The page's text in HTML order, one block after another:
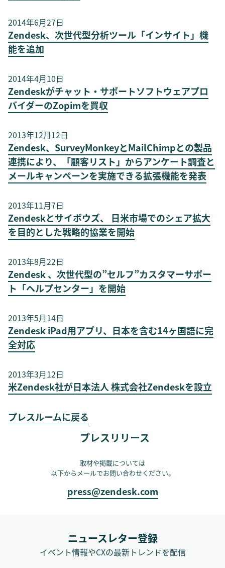
プレスリリース
取材や掲載については
以下からメールでお問い合わせください。
press@zendesk.com
2014年6月27日
Zendesk、次世代型分析ツール「インサイト」機
能を追加
2014年4月10日
Zendeskがチャット・サポートソフトウェアプロ
バイダーのZopimを買収
2013年12月12日
Zendesk、SurveyMonkeyとMailChimpとの製品
連携により、「顧客リスト」からアンケート調査と
メールキャンペーンを実施できる拡張機能を発表
2013年11月7日
Zendeskとサイボウズ、 日米市場でのシェア拡大
を目的とした戦略的協業を開始
2013年8月22日
Zendesk 、次世代型の”セルフ”カスタマーサポー
ト「ヘルプセンター」を開始
2013年5月14日
Zendesk iPad用アプリ、日本を含む14ヶ国語に完
全対応
2013年3月12日
米Zendesk社が日本法人 株式会社Zendeskを設立
プレスルームに戻る
ニュースレター登録
イベント情報やCXの最新トレンドを配信